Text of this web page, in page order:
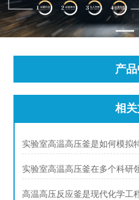
产
相
实验室高温高压釜是如何模拟
实验室高温高压釜在多个科研
高温高压反应釜是现代化学工